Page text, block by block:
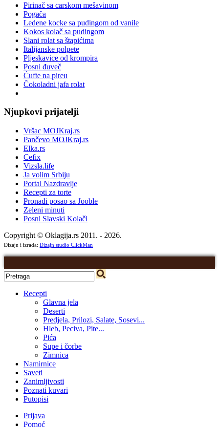
Pirinač sa carskom mešavinom
Pogača
Ledene kocke sa pudingom od vanile
Kokos kolač sa pudingom
Slani rolat sa štapićima
Italijanske polpete
Pljeskavice od krompira
Posni đuveč
Ćufte na pireu
Čokoladni jafa rolat
Njupkovi prijatelji
Vršac MOJKraj.rs
Pančevo MOJKraj.rs
Elka.rs
Cefix
Vizsla.life
Ja volim Srbiju
Portal Nazdravlje
Recepti za torte
Pronađi posao sa Jooble
Zeleni minuti
Posni Slavski Kolači
Copyright © Oklagija.rs 2011. - 2026.
Dizajn i izrada: Dizajn studio ClickMan
Recepti
Glavna jela
Deserti
Predjela, Prilozi, Salate, Sosevi...
Hleb, Peciva, Pite...
Pića
Supe i čorbe
Zimnica
Namirnice
Saveti
Zanimljivosti
Poznati kuvari
Putopisi
Prijava
Pomoć